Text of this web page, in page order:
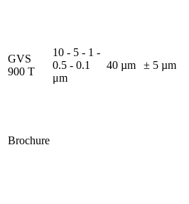
GVS
900 T
10 - 5 - 1 -
0.5 - 0.1
μm
40 µm ± 5 µm
Brochure